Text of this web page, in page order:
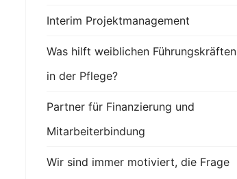
Interim Projektmanagement
Was hilft weiblichen Führungskräften
in der Pflege?
Partner für Finanzierung und
Mitarbeiterbindung
Wir sind immer motiviert, die Frage